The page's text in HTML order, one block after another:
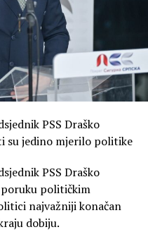
PSS Draško
su jedino mjerilo politike
PSS Draško
političkim
najvažniji konačan
dobiju.